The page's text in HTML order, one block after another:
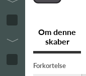
Om denne
skaber
Forkortelse